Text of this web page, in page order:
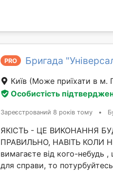
PRO Бригада
Київ (Може приїхати в м.
Особистість
Зареєстрований 8 років тому •
ЯКІСТЬ - ЦЕ ВИКОНАННЯ
ПРАВИЛЬНО, НАВІТЬ КОЛИ
вимагаєте від кого-небудь ,
для справи, то